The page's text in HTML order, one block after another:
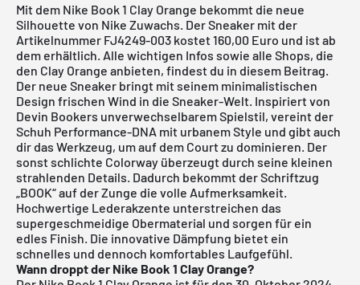
Mit dem Nike Book 1 Clay Orange bekommt die neue
Silhouette von Nike Zuwachs. Der Sneaker mit der
Artikelnummer FJ4249-003 kostet 160,00 Euro und ist ab
dem erhältlich. Alle wichtigen Infos sowie alle Shops, die
den Clay Orange anbieten, findest du in diesem Beitrag.
Der neue Sneaker bringt mit seinem minimalistischen
Design frischen Wind in die Sneaker-Welt. Inspiriert von
Devin Bookers unverwechselbarem Spielstil, vereint der
Schuh Performance-DNA mit urbanem Style und gibt auch
dir das Werkzeug, um auf dem Court zu dominieren. Der
sonst schlichte Colorway überzeugt durch seine kleinen
strahlenden Details. Dadurch bekommt der Schriftzug
„BOOK“ auf der Zunge die volle Aufmerksamkeit.
Hochwertige Lederakzente unterstreichen das
supergeschmeidige Obermaterial und sorgen für ein
edles Finish. Die innovative Dämpfung bietet ein
schnelles und dennoch komfortables Laufgefühl.
Wann droppt der Nike Book 1 Clay Orange?